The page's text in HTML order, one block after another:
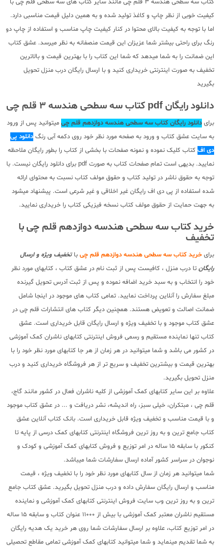
کتاب سه سطحی هندسه 3 قلم چی مانند سایر کتاب های سه سطحی قلم چی با
کیفیت خوبی از نظر چاپ و کاغذ تولید شده و به همین دلیل قیمت مناسبی دارد.
اما با توجه به کیفیت بالای محتوا در کنار کیفیت چاپ مناسب و استفاده از چاپ دو
رنگ برای راحتی بیشتر شما عزیزان این قیمت منصفانه به نظر میرسد. عشق کتاب
این ضمانت را به شما میدهد که شما این کتاب را با بهترین قیمت و بالاترین
تخفیف به صورت اینترنتی خریداری کنید و با ارسال رایگان درب منزل تحویل
بگیرید
دانلود رایگان pdf کتاب سه سطحی هندسه 3 قلم چی
برای دانلود رایگان کتاب سه سطحی هندسه دوازدهم قلم چی میتوانید پس از ورود
به سایت عشق کتاب و ورود به صفحه مورد نظر خود روی دکمه آبی رنگ دانلود پی
دی اف کتاب کلیک نموده و نمونه صفحات با بخشی از کتاب را بطور رایگان ملاحظه
نمایید. بدیهی است تمام صفحات کتاب به صورت pdf برای دانلود رایگان نیست. با
توجه به حقوق ناشر در تولید کتاب و حقوق مولف کتاب نسبت به محتوای ارائه
شده استفاده از پی دی اف رایگان غیر اخلاقی و غیر شرعی است. پیشنهاد میشود
به جهت حمایت از حقوق مولف کتاب نسخه فیزیکی کتاب را خریداری نمایید.
خرید کتاب سه سطحی هندسه دوازدهم قلم چی با
تخفیف
برای خرید کتاب سه سطحی هندسه دوازدهم قلم چی باتخفیف ویژه و ارسال
رایگان تا درب منزل ، کافیست پس از ثبت نام در عشق کتاب ، کتابهای مورد نظر
خود را انتخاب و به سبد خرید اضافه نموده و پس از ثبت آدرس تحویل گیرنده
مبلغ سفارش را آنلاین پرداخت نمایید. تمامی کتاب های موجود در اینجا شامل
ضمانت اصالت و تعویض هستند. همچنین دیگر کتاب های انتشارات قلم چی در
عشق کتاب موجود و با تخفیف ویژه و ارسال رایگان قابل خریداری است. عشق
کتاب تنها نماینده مستقیم و رسمی فروش اینترنتی کتابهای ناشران کمک آموزشی
در کشور می باشد و شما میتوانید در هر زمان از هر جا کتابهای مورد نظر خود را با
بهترین قیمت و بیشترین تخفیف و سریع تر از هر فروشگاه خریداری کنید و درب
منزل تحویل بگیرید.
علاوه بر این سایر کتابهای کمک آموزشی از کلیه ناشران فعال در کشور مانند گاج،
قلم چی ، مبتکران، خیلی سبز، راه اندیشه، نشر دریافت و ... در عشق کتاب موجود
و با قیمت مناسب و تخفیف ویژه قابل خریداری است. بانک کتاب آنلاین عشق
کتاب جامع ترین و به روز ترین فروشگاه اینترنتی کتابهای کمک درسی از پایه تا
کنکور با سابقه 15 ساله در امر توزیع و فروش کتابهای کمک آموزشی و کودک و
نوجوان در سراسر کشور آماده ارسال سفارشات شما میباشد.
شما میتوانید هر زمان از سال کتابهای مورد نظر خود را با تخفیف ویژه ، قیمت
مناسب و ارسال رایگان سفارش داده و درب منزل تحویل بگیرید. عشق کتاب جامع
ترین و به روز ترین وب سایت فروش اینترنتی کتابهای کمک آموزشی و نماینده
مستقیم ناشران معتبر کمک آموزشی با بیش از 11000 عنوان کتاب و سابقه 15 ساله
در امر توزیع کتاب، علاوه بر ارسال سفارشات شما روی هر خرید یک هدیه رایگان
به شما تقدیم مینماید و شما میتوانید کتابهای کمک آموزشی تمامی مقاطع تحصیلی